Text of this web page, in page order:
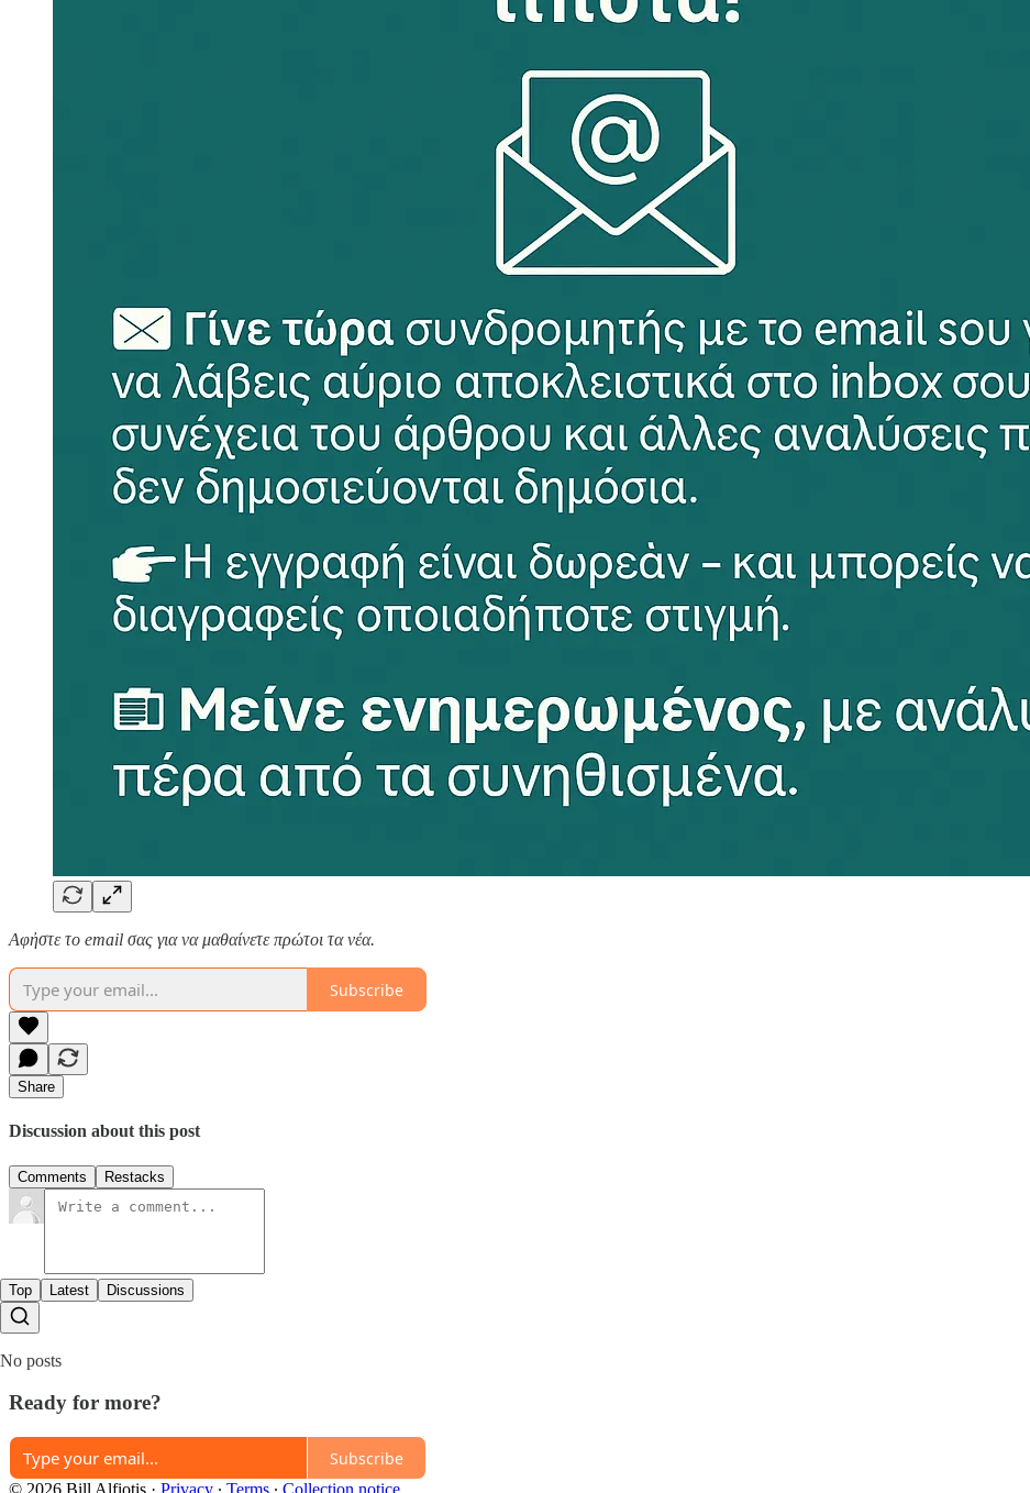
Αφἠστε το email σας για να μαθαίνετε πρώτοι τα νέα.
Subscribe
Share
Discussion about this post
Comments Restacks
Top Latest Discussions
No posts
Ready for more?
Subscribe
© 2026 Bill Alfiotis · Privacy ∙ Terms ∙ Collection notice